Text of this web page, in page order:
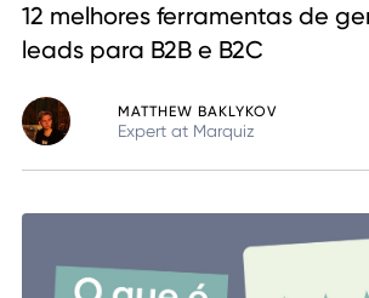
12 melhores ferramentas de
leads para B2B e B2C
MATTHEW BAKLYKOV
Expert at Marquiz